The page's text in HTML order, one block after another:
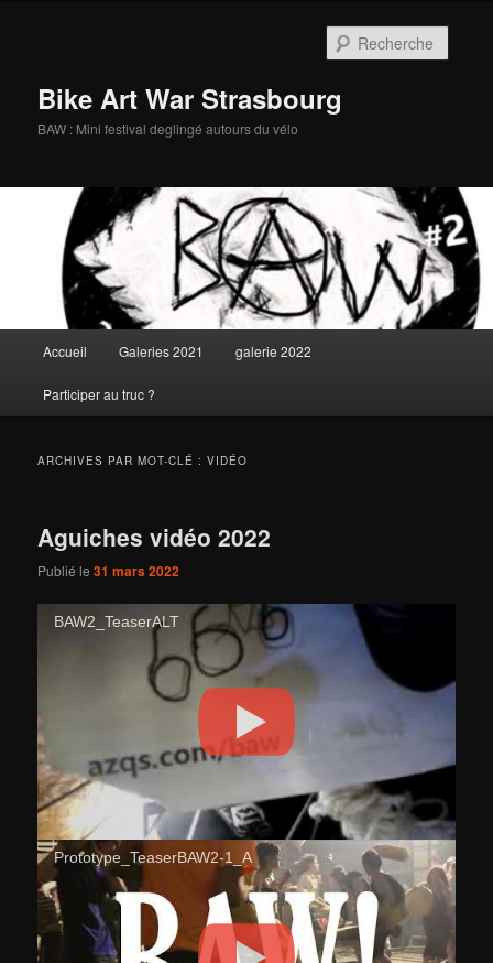
Bike Art War Strasbourg
BAW : Mini festival deglingé autours du vélo
principal
Accueil Galeries 2021 galerie 2022
Participer au truc ?
ARCHIVES PAR MOT-CLÉ :VIDÉO
Aguiches vidéo 2022
Publié le31 mars 2022
BAW2_TeaserALT
Prototype_TeaserBAW2-1_A